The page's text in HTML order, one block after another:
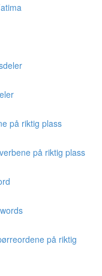
på riktig plass
på riktig plass
på riktig